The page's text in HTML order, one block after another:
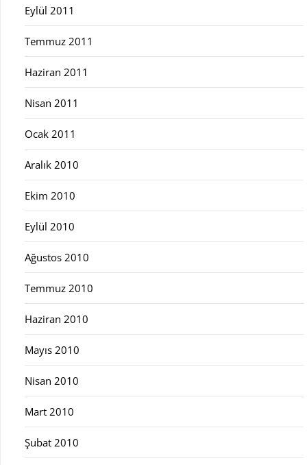
Eylül 2011
Temmuz 2011
Haziran 2011
Nisan 2011
Ocak 2011
Aralık 2010
Ekim 2010
Eylül 2010
Ağustos 2010
Temmuz 2010
Haziran 2010
Mayıs 2010
Nisan 2010
Mart 2010
Şubat 2010